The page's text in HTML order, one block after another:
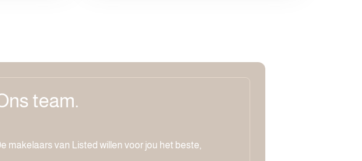
team.
makelaars van Listed willen voor jou het beste,